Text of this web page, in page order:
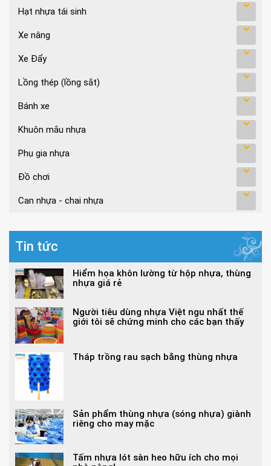
Hạt nhựa tái sinh
Xe nâng
Xe Đẩy
Lồng thép (lồng sắt)
Bánh xe
Khuôn mắu nhựa
Phụ gia nhựa
Đồ chơi
Can nhựa - chai nhựa
Tin tức
Hiểm họa khôn lường từ hộp nhựa, thùng
nhựa giá rẻ
Người tiêu dùng nhựa Việt ngu nhất thế
giới tôi sẽ chứng minh cho các bạn thấy
Tháp trồng rau sạch bằng thùng nhựa
Sản phẩm thùng nhựa (sóng nhựa) giành
riêng cho may mặc
Tấm nhựa lót sàn heo hữu ích cho mọi